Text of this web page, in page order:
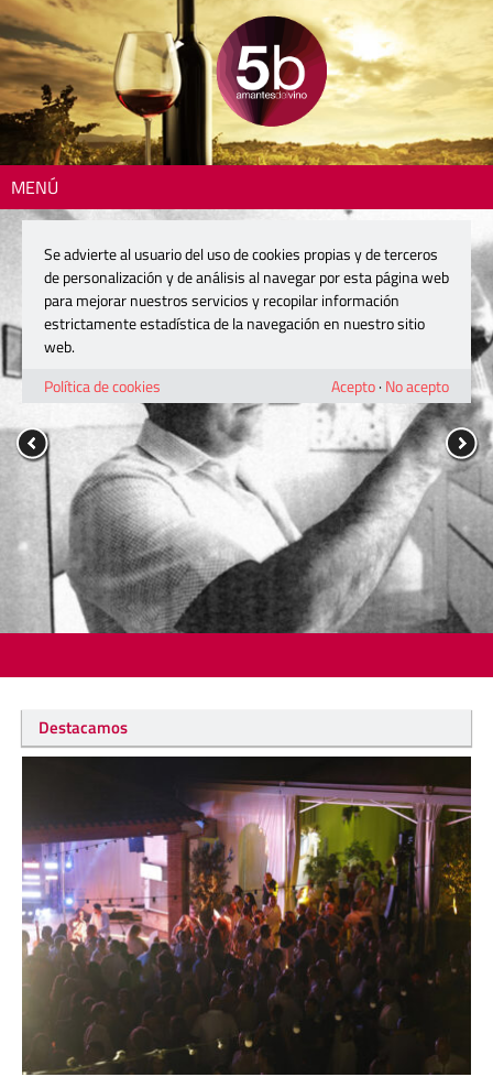
MENÚ
Destacamos
Se advierte al usuario del uso de cookies propias y de terceros
de personalización y de análisis al navegar por esta página web
para mejorar nuestros servicios y recopilar información
estrictamente estadística de la navegación en nuestro sitio
web.
Política de cookies
Acepto· No acepto